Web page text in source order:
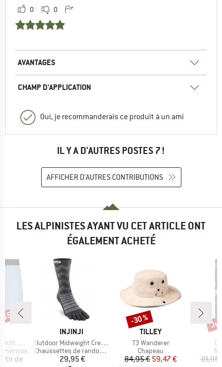
0 0
AVANTAGES
CHAMP D'APPLICATION
Oui, je recommanderais ce produit à un ami
IL Y A D'AUTRES POSTES 7 !
AFFICHER D'AUTRES CONTRIBUTIONS
LES ALPINISTES AYANT VU CET ARTICLE ONT
ÉGALEMENT ACHETÉ
Boxer
mérinos
réduit
de
%
MARQUE
INJINJI
Article
Outdoor Midweight Crew Wool
Product group
Chaussettes de randonnée
Prix
29,95 €
MARQUE
TILLEY
Article
T3 Wanderer
Product group
Chapeau
Prix
84,95 €Prix réduit
59,47 €
Remise
-30 %
19,95